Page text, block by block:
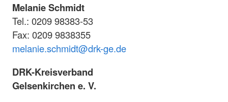
Melanie Schmidt
Tel.: 0209 98383-53
Fax: 0209 9838355
melanie.schmidt@drk-ge.de
DRK-Kreisverband
Gelsenkirchen e. V.